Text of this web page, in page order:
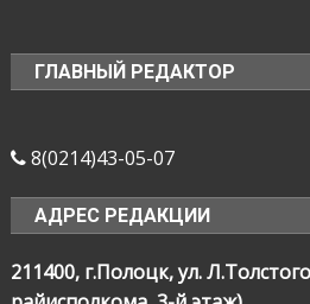
ГЛАВНЫЙ РЕДАКТОР
8(0214)43-05-07
АДРЕС РЕДАКЦИИ
211400, г.Полоцк, ул.